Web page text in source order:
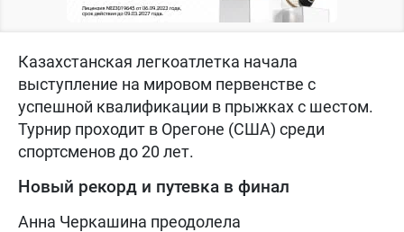
Казахстанская легкоатлетка начала
выступление на мировом первенстве с
успешной квалификации в прыжках с шестом.
Турнир проходит в Орегоне (США) среди
спортсменов до 20 лет.
Новый рекорд и путевка в финал
Анна Черкашина преодолела